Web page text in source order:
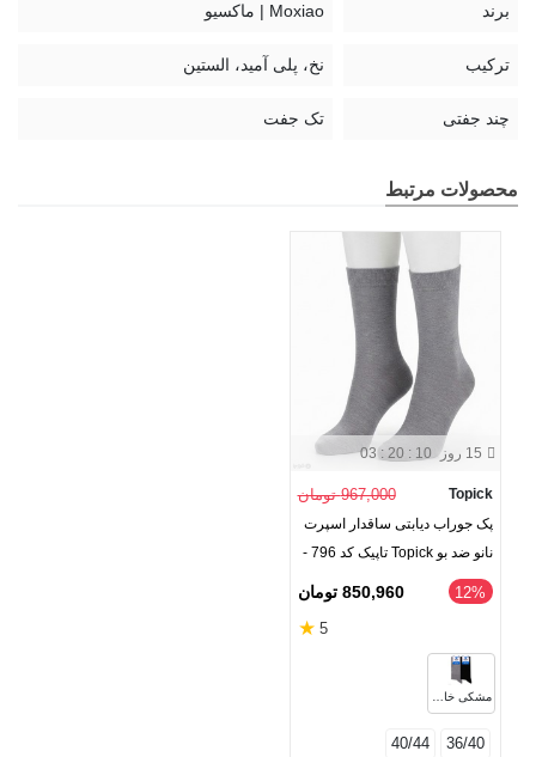
برند Moxiao | ماکسیو
ترکیب نخ، پلی آمید، الستین
چند جفتی تک جفت
محصولات مرتبط
15 روز 03 : 20 : 10
Topick 967,000 تومان
پک جوراب دیابتی ساقدار اسپرت
نانو ضد بو Topick تاپیک کد 796 -
بسته 2 جفتی
‎12% 850,960 تومان
5
★
مشکی خاکستری
36/40
40/44